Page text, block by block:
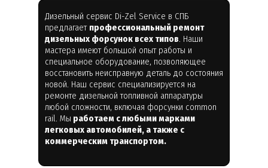
Дизельный сервис Di-Zel Service в СПБ
предлагает профессиональный ремонт
дизельных форсунок всех типов . Наши
мастера имеют большой опыт работы и
специальное оборудование, позволяющее
восстановить неисправную деталь до состояния
новой. Наш сервис специализируется на
ремонте дизельной топливной аппаратуры
любой сложности, включая форсунки common
rail. Мы работаем с любыми марками
легковых автомобилей, а также с
коммерческим транспортом.